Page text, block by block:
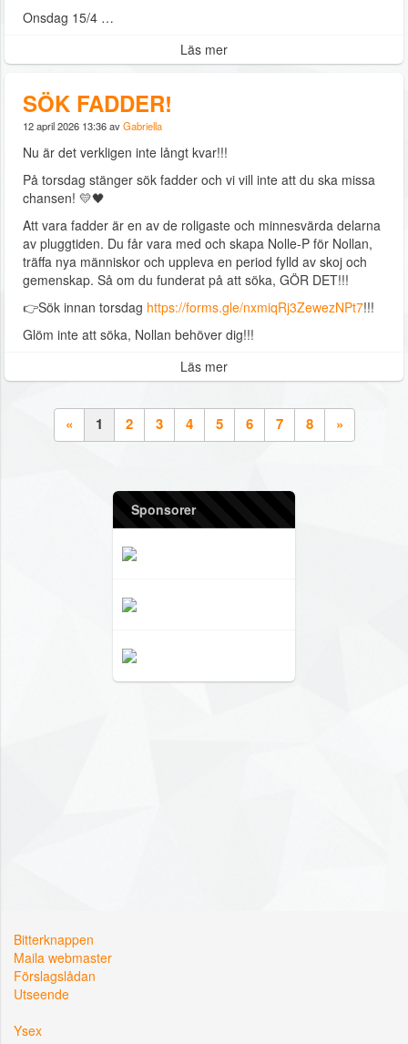
Onsdag 15/4 …
Läs mer
SÖK FADDER!
12 april 2026 13:36 avGabriella
Nu är det verkligen inte långt kvar!!!
På torsdag stänger sök fadder och vi vill inte att du ska missa
chansen! 💛🖤
Att vara fadder är en av de roligaste och minnesvärda delarna
av pluggtiden. Du får vara med och skapa Nolle-P för Nollan,
träffa nya människor och uppleva en period fylld av skoj och
gemenskap. Så om du funderat på att söka, GÖR DET!!!
👉Sök innan torsdag https://forms.gle/nxmiqRj3ZewezNPt7!!!
Glöm inte att söka, Nollan behöver dig!!!
Läs mer
« 1 2 3 4 5 6 7 8 »
Sponsorer
Bitterknappen
Maila webmaster
Förslagslådan
Utseende
Ysex